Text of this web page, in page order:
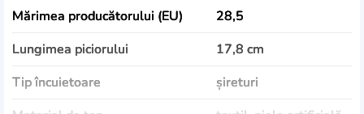
Mărimea producătorului (EU)
28,5
Lungimea piciorului
17,8 cm
Tip încuietoare
șireturi